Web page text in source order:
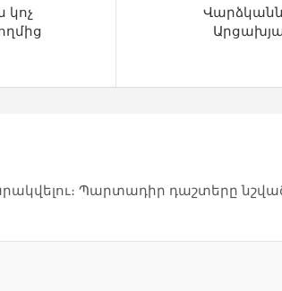
կոչ
Պարտադիր դաշտերը